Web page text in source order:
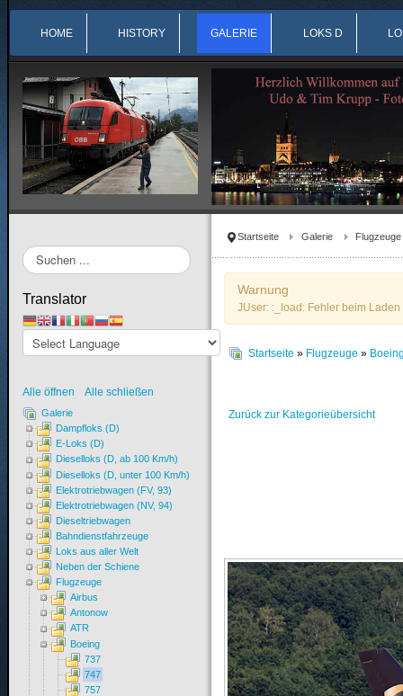
HOME HISTORY GALERIE LOKS D
Startseite Galerie Flugzeuge
Warnung
JUser: :_load: Fehler beim
Startseite » Flugzeuge »
Zurück zur Kategorieübersicht
Suchen
...
Translator
Alle öffnen Alle schließen
Galerie
Dampfloks (D)
E-Loks (D)
Dieselloks (D, ab 100 Km/h)
Dieselloks (D, unter 100 Km/h)
Elektrotriebwagen (FV, 93)
Elektrotriebwagen (NV, 94)
Dieseltriebwagen
Bahndienstfahrzeuge
Loks aus aller Welt
Neben der Schiene
Flugzeuge
Airbus
Antonow
ATR
Boeing
737
747
757